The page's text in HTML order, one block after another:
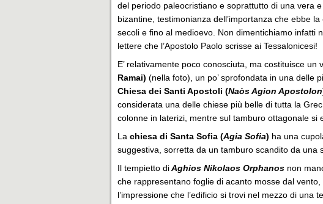
del periodo paleocristiano e soprattutto di una vera
bizantine, testimonianza dell’importanza che ebbe
secoli e fino al medioevo. Non dimentichiamo infatti
lettere che l’Apostolo Paolo scrisse ai Tessalonicesi!
E’ relativamente poco conosciuta, ma costituisce un
Ramai) (nella foto), un po’ sprofondata in una delle
Chiesa dei Santi Apostoli (Naòs Agion Apostolon
considerata una delle chiese più belle di tutta la
colonne in laterizi, mentre sul tamburo ottagonale si
La chiesa di Santa Sofia (Agia Sofia) ha una
suggestiva, sorretta da un tamburo scandito da una
Il tempietto diAghios Nikolaos Orphanos non
che rappresentano foglie di acanto mosse dal vento,
l’impressione che l’edificio si trovi nel mezzo di una